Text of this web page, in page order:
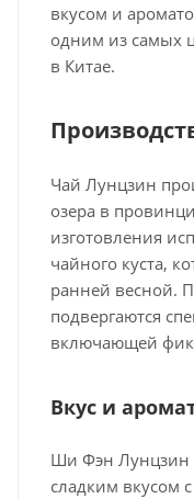
вкусом и
одним из самых
в Китае.
Чай Лунцзин
озера в
изготовления
чайного куста,
ранней весной.
подвергаются
включающей
Вкус и
Ши Фэн Лунцзин
сладким вкусом